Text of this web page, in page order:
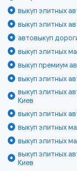
выкуп элитных
выкуп элитных
автовыкуп
выкуп элитных
выкуп премиум
выкуп элитных
выкуп элитных
Киев
выкуп элитных
выкуп элитных
выкуп элитных
выкуп элитных
Киев